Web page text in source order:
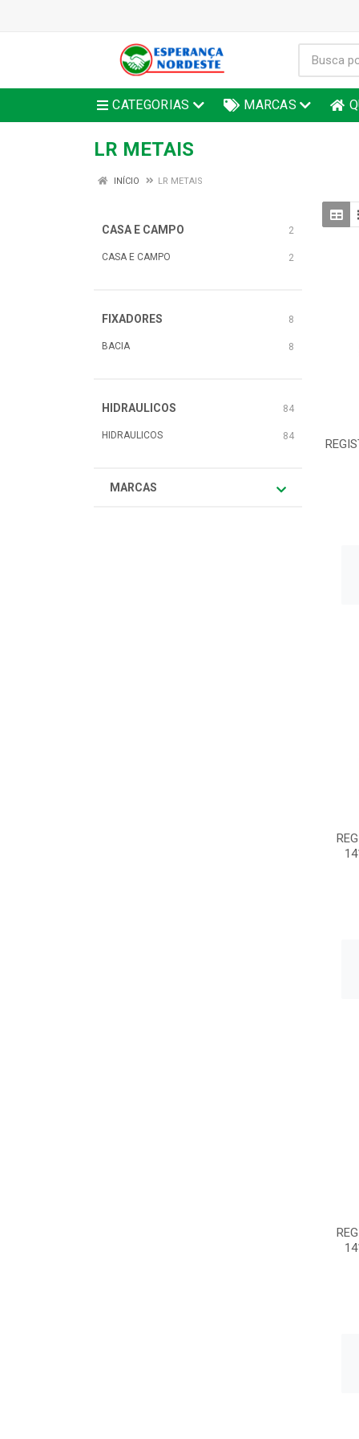
CATEGORIAS MARCAS
LR METAIS
INÍCIO LR METAIS
CASA E CAMPO 2
CASA E CAMPO 2
FIXADORES 8
BACIA 8
HIDRAULICOS 84
HIDRAULICOS 84
MARCAS